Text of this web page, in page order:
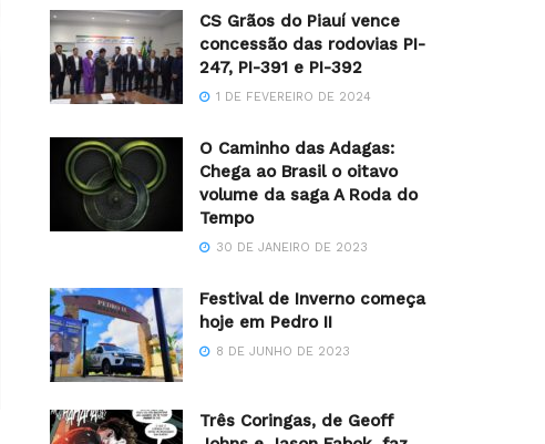
CS Grãos do Piauí vence
concessão das rodovias PI-
247, PI-391 e PI-392
1 DE FEVEREIRO DE 2024
O Caminho das Adagas:
Chega ao Brasil o oitavo
volume da saga A Roda do
Tempo
30 DE JANEIRO DE 2023
Festival de Inverno começa
hoje em Pedro II
8 DE JUNHO DE 2023
Três Coringas, de Geoff